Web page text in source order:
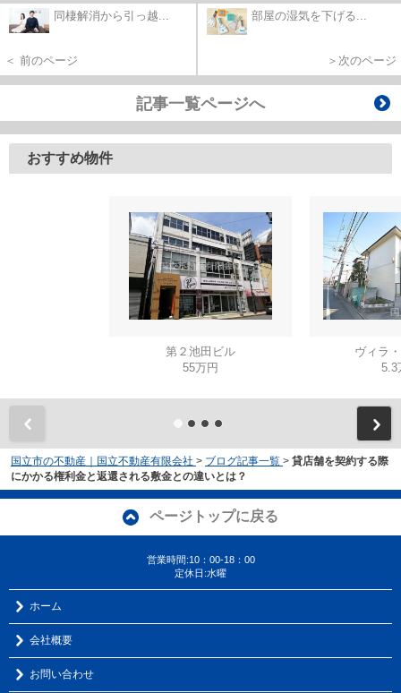
同棲解消から引っ越...
＜ 前のページ
部屋の湿気を下げる...
＞次のページ
記事一覧ページへ
おすすめ物件
第２池田ビル
55万円
ヴィラ
5.3
国立市の不動産｜国立不動産有限会社 > ブログ記事一覧 > 貸店舗を契約する際
にかかる権利金と返還される敷金との違いとは？
ページトップに戻る
営業時間:10：00-18：00
定休日:水曜
ホーム
会社概要
お問い合わせ